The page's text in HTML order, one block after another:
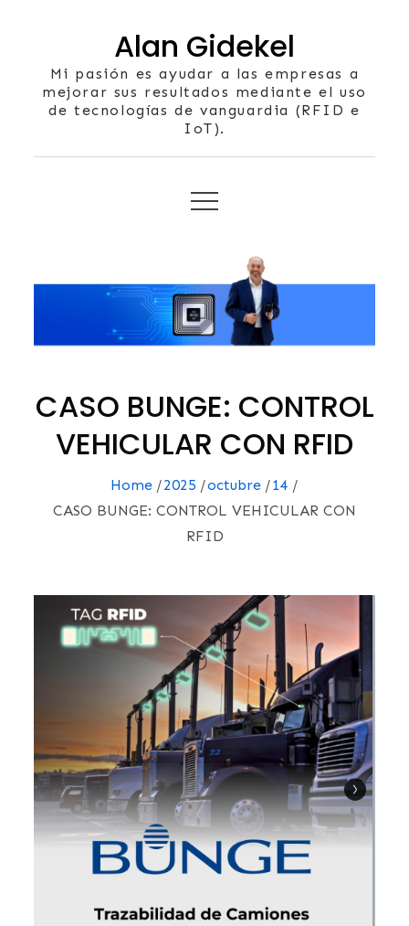
Alan Gidekel
Mi pasión es ayudar a las empresas a
mejorar sus resultados mediante el uso
de tecnologías de vanguardia (RFID e
IoT).
CASO BUNGE: CONTROL
VEHICULAR CON RFID
Home 2025 octubre
14
CASO BUNGE: CONTROL VEHICULAR CON
RFID